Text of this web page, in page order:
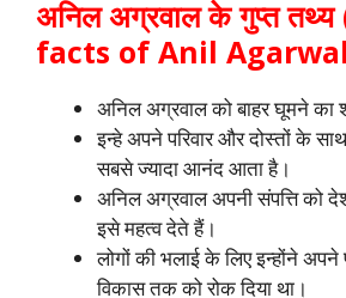
अनिल अग्रवाल के गुप्त तथ्य
facts of Anil Agarwal
अनिल अग्रवाल को बाहर घूमने का
इन्हे अपने परिवार और दोस्तों के
सबसे ज्यादा आनंद आता है।
अनिल अग्रवाल अपनी संपत्ति को
इसे महत्व देते हैं।
लोगों की भलाई के लिए इन्होंने अपने
विकास तक को रोक दिया था।